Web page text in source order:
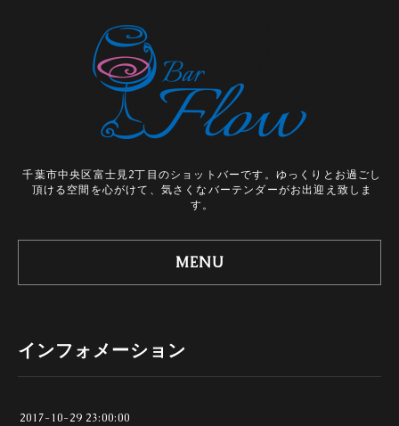
千葉市中央区富士見2丁目のショットバーです。ゆっくりとお過ごし
頂ける空間を心がけて、気さくなバーテンダーがお出迎え致しま
す。
MENU
インフォメーション
2017-10-29 23:00:00